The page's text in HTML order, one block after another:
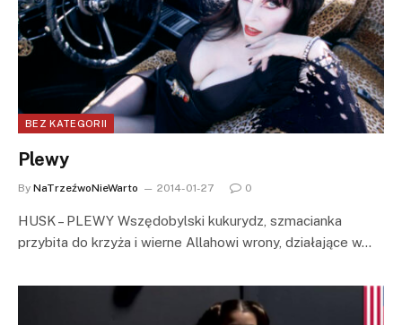
BEZ KATEGORII
Plewy
By NaTrzeźwoNieWarto 2014-01-27 0
HUSK – PLEWY Wszędobylski kukurydz, szmacianka
przybita do krzyża i wierne Allahowi wrony, działające w…